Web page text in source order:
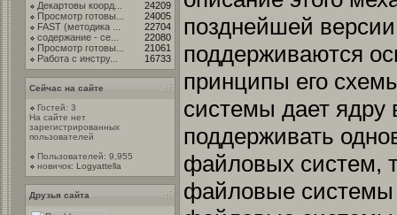
Декартовы коорд...
24209
Просмотр готовы...
24005
FAST (методика ...
22704
содержание - се...
22080
Просмотр готовы...
21061
Работа с инстру...
16733
Сейчас на сайте
Гостей: 3
На сайте нет
зарегистрированных
пользователей
Пользователей: 9,955
новичок: Logyattella
Друзья сайта
позднейшей
поддерживаются
принципы его
системы дает ядру
поддерживать
файловых систем,
файловые системы